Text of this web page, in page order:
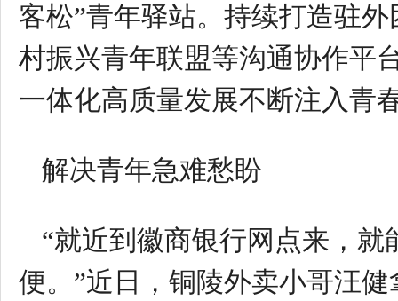
客松”青年驿站。持续打造驻
村振兴青年联盟等沟通协作平
一体化高质量发展不断注入青
解决青年急难愁盼
“就近到徽商银行网点来，
便。”近日，铜陵外卖小哥汪